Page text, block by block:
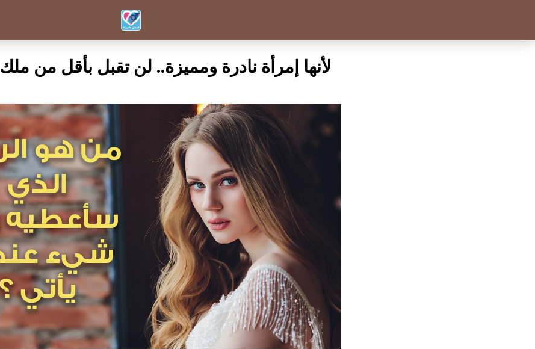
لأنها إمرأة نادرة ومميزة.. لن تقبل بأقل من ملك